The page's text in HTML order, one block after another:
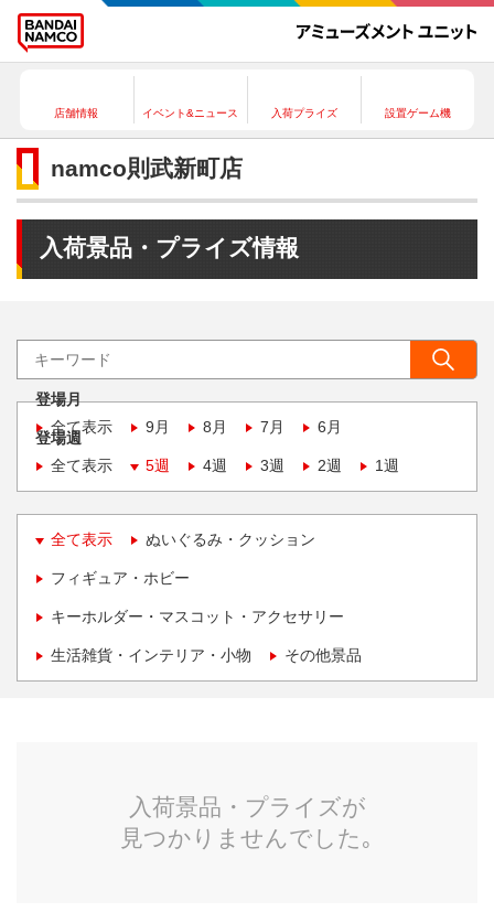
店舗情報 イベント&ニュース 入荷プライズ 設置ゲーム機
namco則武新町店
入荷景品・プライズ情報
登場月
全て表示
9月 8月 7月 6月
登場週
全て表示
5週 4週 3週 2週 1週
全て表示 ぬいぐるみ・クッション
フィギュア・ホビー
キーホルダー・マスコット・アクセサリー
生活雑貨・インテリア・小物 その他景品